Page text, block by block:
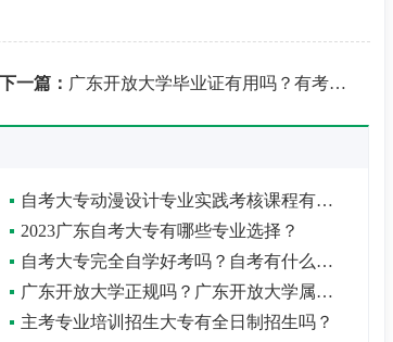
下一篇： 广东开放大学毕业证有用吗？有考公务员的资格吗？
自考大专动漫设计专业实践考核课程有哪些？
2023广东自考大专有哪些专业选择？
自考大专完全自学好考吗？自考有什么通过技巧？
广东开放大学正规吗？广东开放大学属于几本？
主考专业培训招生大专有全日制招生吗？